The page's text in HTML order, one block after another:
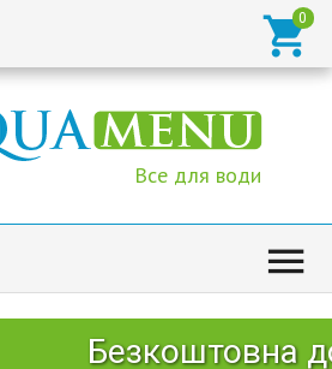

Все для води

Безкоштовна